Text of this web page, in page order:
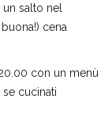
salto nel
cena
con un menù
cucinati